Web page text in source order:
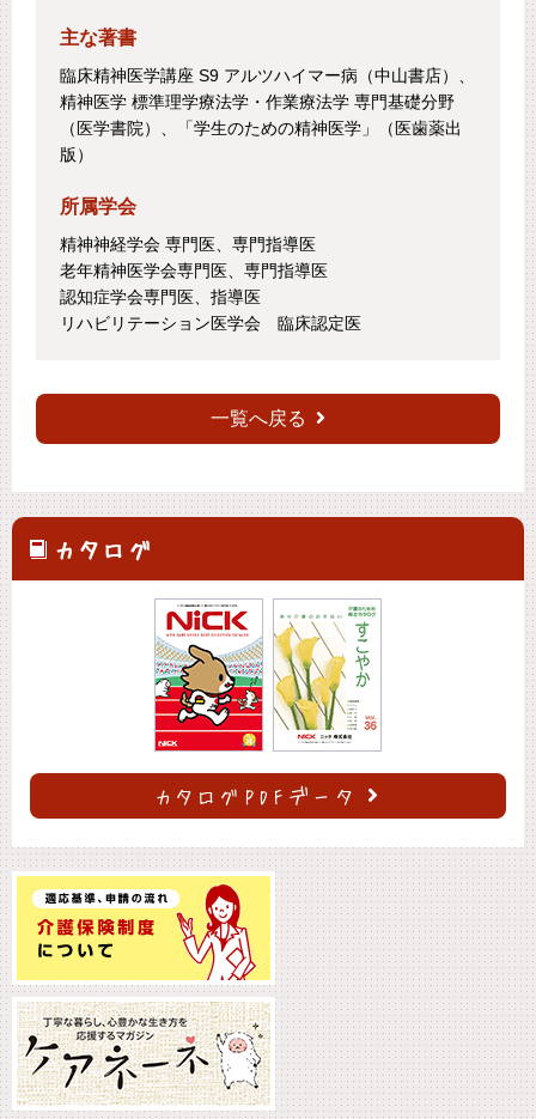
カタログ
カタログPDFデータ
主な著書
臨床精神医学講座 S9 アルツハイマー病（中山書店）、
精神医学 標準理学療法学・作業療法学 専門基礎分野
（医学書院）、「学生のための精神医学」（医歯薬出
版）
所属学会
精神神経学会 専門医、専門指導医
老年精神医学会専門医、専門指導医
認知症学会専門医、指導医
リハビリテーション医学会 臨床認定医
一覧へ戻る